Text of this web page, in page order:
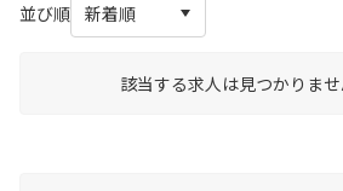
並び順
該当する求人は見つかりませ